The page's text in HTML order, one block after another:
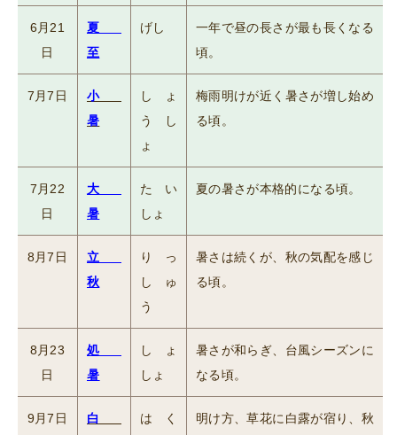
6月21
日
夏
至
げし
一年で昼の長さが最も長くなる
頃。
7月7日
小
暑
しょ
うし
ょ
梅雨明けが近く暑さが増し始め
る頃。
7月22
日
大
暑
たい
しょ
夏の暑さが本格的になる頃。
8月7日
立
秋
りっ
しゅ
う
暑さは続くが、秋の気配を感じ
る頃。
8月23
日
処
暑
しょ
しょ
暑さが和らぎ、台風シーズンに
なる頃。
9月7日
白
はく
明け方、草花に白露が宿り、秋